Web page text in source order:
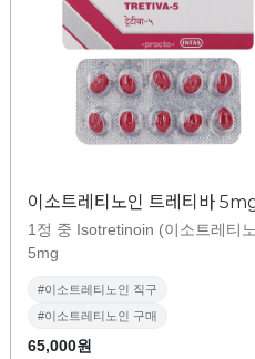
이소트레티노인 트레티바
1정 중 Isotretinoin (이소트레티
5mg
#이소트레티노인 직구
#이소트레티노인 구매
65,000원